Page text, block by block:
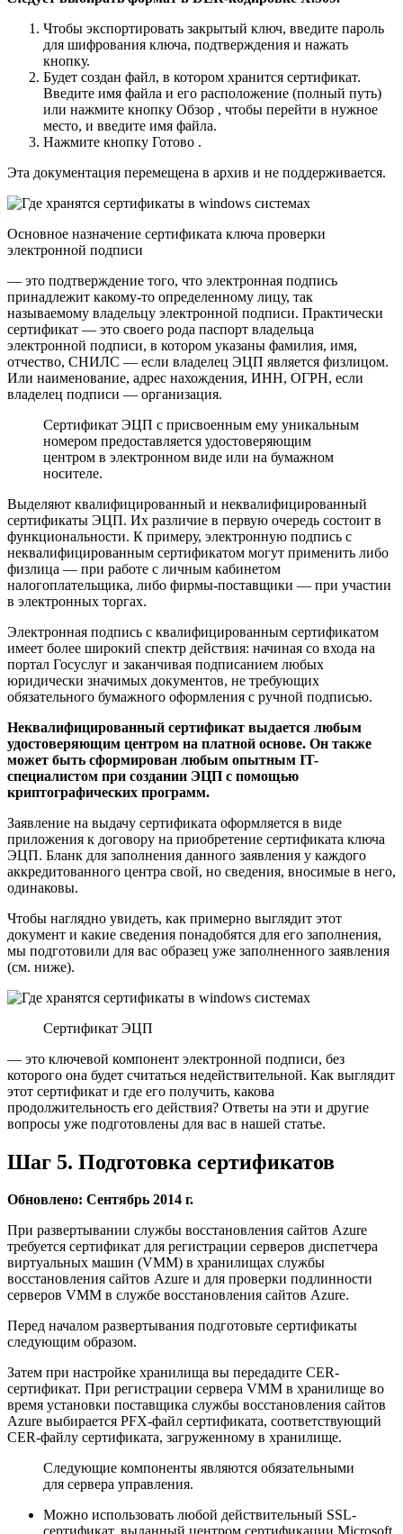
Чтобы экспортировать закрытый ключ, введите пароль
для шифрования ключа, подтверждения и нажать
кнопку.
Будет создан файл, в котором хранится сертификат.
Введите имя файла и его расположение (полный путь)
или нажмите кнопку Обзор , чтобы перейти в нужное
место, и введите имя файла.
Нажмите кнопку Готово .
Эта документация перемещена в архив и не поддерживается.
Основное назначение сертификата ключа проверки
электронной подписи
— это подтверждение того, что электронная подпись
принадлежит какому-то определенному лицу, так
называемому владельцу электронной подписи. Практически
сертификат — это своего рода паспорт владельца
электронной подписи, в котором указаны фамилия, имя,
отчество, СНИЛС — если владелец ЭЦП является физлицом.
Или наименование, адрес нахождения, ИНН, ОГРН, если
владелец подписи — организация.
Сертификат ЭЦП с присвоенным ему уникальным
номером предоставляется удостоверяющим
центром в электронном виде или на бумажном
носителе.
Выделяют квалифицированный и неквалифицированный
сертификаты ЭЦП. Их различие в первую очередь состоит в
функциональности. К примеру, электронную подпись с
неквалифицированным сертификатом могут применить либо
физлица — при работе с личным кабинетом
налогоплательщика, либо фирмы-поставщики — при участии
в электронных торгах.
Электронная подпись с квалифицированным сертификатом
имеет более широкий спектр действия: начиная со входа на
портал Госуслуг и заканчивая подписанием любых
юридически значимых документов, не требующих
обязательного бумажного оформления с ручной подписью.
Неквалифицированный сертификат выдается любым
удостоверяющим центром на платной основе. Он также
может быть сформирован любым опытным IT-
специалистом при создании ЭЦП с помощью
криптографических программ.
Заявление на выдачу сертификата оформляется в виде
приложения к договору на приобретение сертификата ключа
ЭЦП. Бланк для заполнения данного заявления у каждого
аккредитованного центра свой, но сведения, вносимые в него,
одинаковы.
Чтобы наглядно увидеть, как примерно выглядит этот
документ и какие сведения понадобятся для его заполнения,
мы подготовили для вас образец уже заполненного заявления
(см. ниже).
Сертификат ЭЦП
— это ключевой компонент электронной подписи, без
которого она будет считаться недействительной. Как выглядит
этот сертификат и где его получить, какова
продолжительность его действия? Ответы на эти и другие
вопросы уже подготовлены для вас в нашей статье.
Шаг 5. Подготовка сертификатов
Обновлено: Сентябрь 2014 г.
При развертывании службы восстановления сайтов Azure
требуется сертификат для регистрации серверов диспетчера
виртуальных машин (VMM) в хранилищах службы
восстановления сайтов Azure и для проверки подлинности
серверов VMM в службе восстановления сайтов Azure.
Перед началом развертывания подготовьте сертификаты
следующим образом.
Затем при настройке хранилища вы передадите CER-
сертификат. При регистрации сервера VMM в хранилище во
время установки поставщика службы восстановления сайтов
Azure выбирается PFX-файл сертификата, соответствующий
CER-файлу сертификата, загруженному в хранилище.
Следующие компоненты являются обязательными
для сервера управления.
Можно использовать любой действительный SSL-